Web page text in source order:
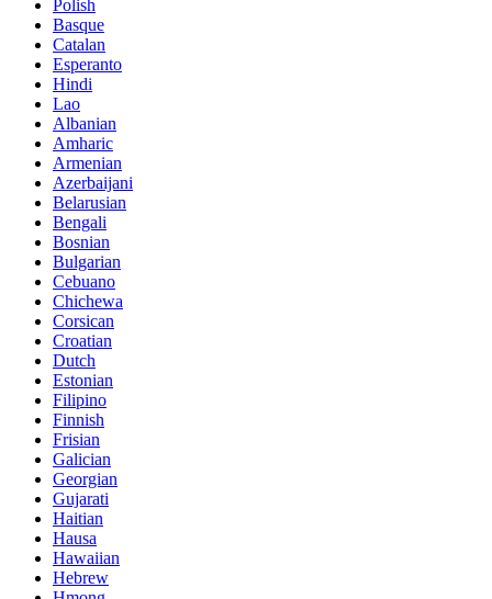
Polish
Basque
Catalan
Esperanto
Hindi
Lao
Albanian
Amharic
Armenian
Azerbaijani
Belarusian
Bengali
Bosnian
Bulgarian
Cebuano
Chichewa
Corsican
Croatian
Dutch
Estonian
Filipino
Finnish
Frisian
Galician
Georgian
Gujarati
Haitian
Hausa
Hawaiian
Hebrew